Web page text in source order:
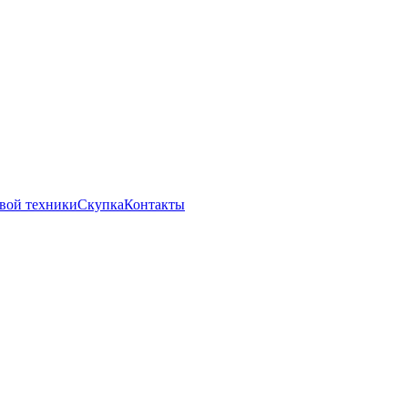
техникиСкупкаКонтакты